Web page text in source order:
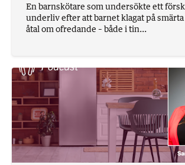
En barnskötare som undersökte ett
underliv efter att barnet klagat på
åtal om ofredande – både i tin...